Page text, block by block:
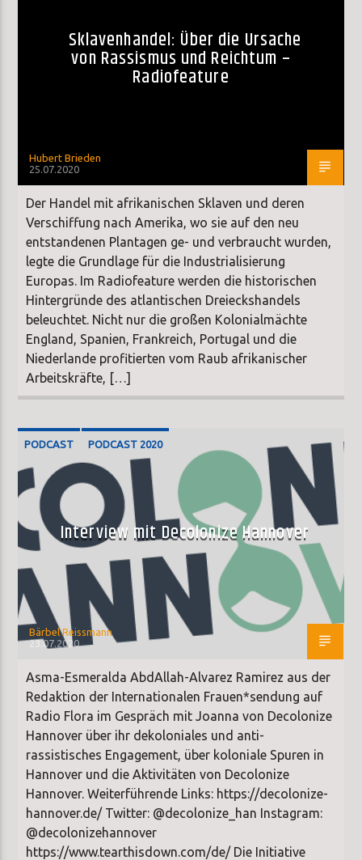
Sklavenhandel: Über die Ursache
von Rassismus und Reichtum –
Radiofeature
Hubert Brieden
25.07.2020
Der Handel mit afrikanischen Sklaven und deren
Verschiffung nach Amerika, wo sie auf den neu
entstandenen Plantagen ge- und verbraucht wurden,
legte die Grundlage für die Industrialisierung
Europas. Im Radiofeature werden die historischen
Hintergründe des atlantischen Dreieckshandels
beleuchtet. Nicht nur die großen Kolonialmächte
England, Spanien, Frankreich, Portugal und die
Niederlande profitierten vom Raub afrikanischer
Arbeitskräfte, […]
PODCAST PODCAST 2020
Interview mit Decolonize Hannover
Bärbel Reissmann
23.07.2020
Asma-Esmeralda AbdAllah-Alvarez Ramirez aus der
Redaktion der Internationalen Frauen*sendung auf
Radio Flora im Gespräch mit Joanna von Decolonize
Hannover über ihr dekoloniales und anti-
rassistisches Engagement, über koloniale Spuren in
Hannover und die Aktivitäten von Decolonize
Hannover. Weiterführende Links: https://decolonize-
hannover.de/ Twitter: @decolonize_han Instagram:
@decolonizehannover
https://www.tearthisdown.com/de/ Die Initiative